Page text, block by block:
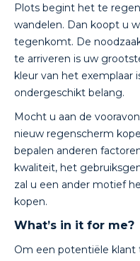
Plots begint het te
wandelen. Dan koopt u
tegenkomt. De
te arriveren is uw
kleur van het exemplaar
ondergeschikt belang.
Mocht u aan de
nieuw regenscherm
bepalen anderen
kwaliteit, het
zal u een ander motief
kopen.
What’s in it for me?
Om een potentiële